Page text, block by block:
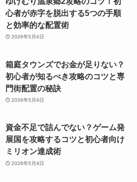
心者が赤字を脱出する5つの手順
と効率的な配置術
2026年5月4日
箱庭タウンズでお金が足りない？
初心者が知るべき攻略のコツと専
門街配置の秘訣
2026年5月4日
資金不足で詰んでない？ゲーム発
展国を攻略するコツと初心者向け
ミリオン達成術
2026年5月4日